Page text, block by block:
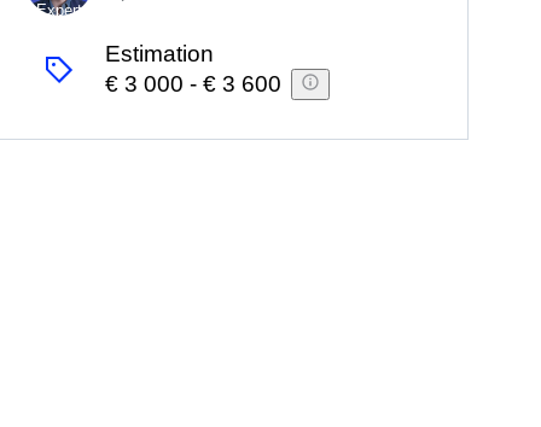
Expert
Estimation
€ 3 000 - € 3 600